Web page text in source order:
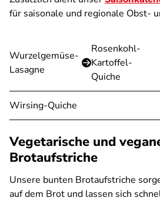
für saisonale und regionale Obst-
Wurzelgemüse-
Lasagne
Rosenkohl-
Kartoffel-
Quiche
Wirsing-Quiche
Vegetarische und
Brotaufstriche
Unsere bunten Brotaufstriche
auf dem Brot und lassen sich